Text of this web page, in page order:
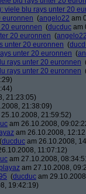
viele blu rays unter 20
euronnen (angelo22 am
euronnen (ducduc am
20 euronnen (
unter 20 euronnen (
unter 20 euronnen (
rays unter 20 euronnen
rays unter 20 euronnen
21:23:05)
21:38:09)
21:59:52)
am 26.10.2008,
am 26.10.2008,
(ducduc am 26.10.2008,
11:07:12)
am 27.10.2008,
playaz am 27.10.2008,
(ducduc am
19:42:19)